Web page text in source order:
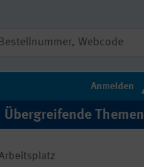
Anmelden
Übergreifende Themen